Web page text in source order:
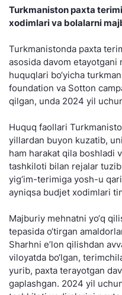
Turkmaniston paxta
xodimlari va bolalarni
Turkmanistonda paxta
asosida davom etayotgani
huquqlari bo‘yicha
foundation va Sotton
qilgan, unda 2024 yil
Huquq faollari
yillardan buyon kuzatib,
ham harakat qila boshladi
tashkiloti bilan rejalar
yig‘im-terimiga yosh-u
ayniqsa budjet xodimlari
Majburiy mehnatni yo‘q
tepasida o‘tirgan
Sharhni e’lon qilishdan
viloyatda bo‘lgan,
yurib, paxta terayotgan
gaplashgan. 2024 yil